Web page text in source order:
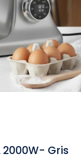
Gris